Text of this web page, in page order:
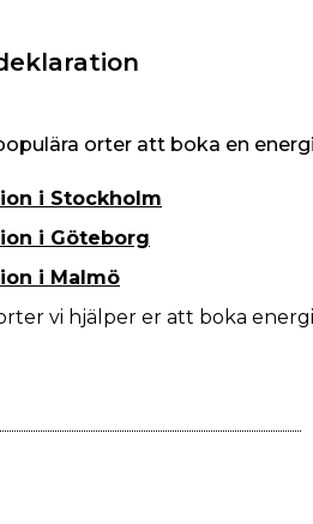
orter att boka en
i Stockholm
i Göteborg
i Malmö
vi hjälper er att boka